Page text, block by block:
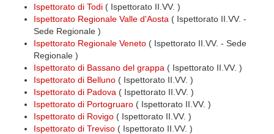
Ispettorato di Todi ( Ispettorato II.VV. )
Ispettorato Regionale Valle d'Aosta ( Ispettorato II.VV. -
Sede Regionale )
Ispettorato Regionale Veneto ( Ispettorato II.VV. - Sede
Regionale )
Ispettorato di Bassano del grappa ( Ispettorato II.VV. )
Ispettorato di Belluno ( Ispettorato II.VV. )
Ispettorato di Padova ( Ispettorato II.VV. )
Ispettorato di Portogruaro ( Ispettorato II.VV. )
Ispettorato di Rovigo ( Ispettorato II.VV. )
Ispettorato di Treviso ( Ispettorato II.VV. )